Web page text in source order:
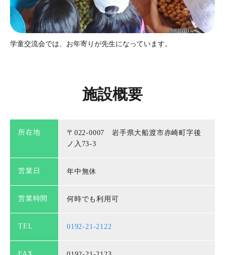
学童交流会では、お年寄りが先生になっています。
施設概要
所在地
〒022-0007 岩手県大船渡市赤崎町字後
ノ入73-3
営業日 年中無休
営業時間 何時でも利用可
TEL 0192-21-2122